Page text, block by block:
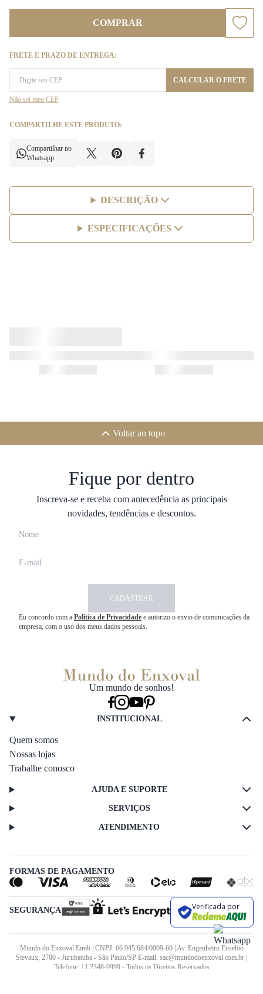
COMPRAR
FRETE E PRAZO DE ENTREGA:
CALCULAR O FRETE
Não sei meu CEP
COMPARTILHE ESTE PRODUTO:
Compartilhar no
Whatsapp
DESCRIÇÃO
ESPECIFICAÇÕES
Voltar ao topo
Fique por dentro
Inscreva-se e receba com antecedência as principais
novidades, tendências e descontos.
CADASTRAR
Eu concordo com a Política de Privacidade e autorizo o envio de comunicações da
empresa, com o uso dos meus dados pessoais.
Um mundo de sonhos!
INSTITUCIONAL
Quem somos
Nossas lojas
Trabalhe conosco
AJUDA E SUPORTE
SERVIÇOS
ATENDIMENTO
FORMAS DE PAGAMENTO
SEGURANÇA Verificada por
Mundo do Enxoval Eireli | CNPJ: 66.945.684/0009-60 | Av. Engenheiro Eusebio
Stevaux, 2700 - Jurubatuba - São Paulo/SP E-mail: sac@mundodoenxoval.com.br |
Telefone: 11 2348-9999 - Todos os Direitos Reservados